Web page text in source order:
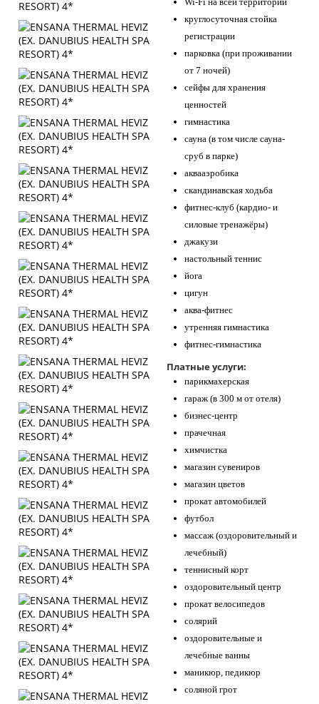
круглосуточная стойка
регистрации
парковка (при проживании
от 7 ночей)
сейфы для хранения
ценностей
гимнастика
сауна (в том числе сауна-
сруб в парке)
аквааэробика
скандинавская ходьба
фитнес-клуб (кардио- и
силовые тренажёры)
джакузи
настольный теннис
йога
цигун
аква-фитнес
утренняя гимнастика
фитнес-гимнастика
Платные услуги:
парикмахерская
гараж (в 300 м от отеля)
бизнес-центр
прачечная
химчистка
магазин сувениров
магазин цветов
прокат автомобилей
футбол
массаж (оздоровительный и
лечебный)
теннисный корт
оздоровительный центр
прокат велосипедов
солярий
оздоровительные и
лечебные ванны
маникюр, педикюр
соляной грот